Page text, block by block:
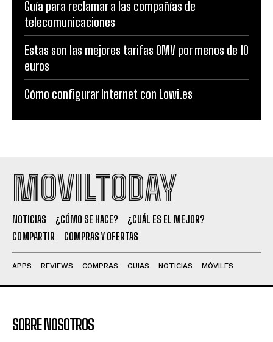
Guía para reclamar a las compañías de
telecomunicaciones
Estas son las mejores tarifas OMV por menos de 10
euros
Cómo configurar Internet con Lowi.es
MOVILTODAY
NOTICIAS ¿CÓMO SE HACE?
¿CUÁL ES EL MEJOR?
COMPARTIR
COMPRAS Y OFERTAS
APPS REVIEWS COMPRAS GUIAS NOTICIAS MÓVILES
SOBRE NOSOTROS